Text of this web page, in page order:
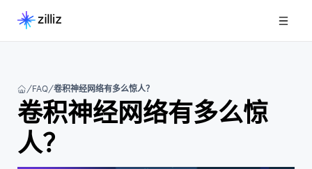
FAQ 卷积神经网络有多么惊人？
卷积神经网络有多么惊
人？